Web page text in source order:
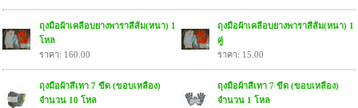
ถุงมือผ้าเคลือบยางพาราสีส้ม(หนา) 1
โหล
ราคา: 160.00
ถุงมือผ้าเคลือบยางพาราสีส้ม(หนา) 1
คู่
ราคา: 15.00
ถุงมือผ้าสีเทา 7 ขีด (ขอบเหลือง)
จำนวน 10 โหล
ถุงมือผ้าสีเทา 7 ขีด (ขอบเหลือง)
จำนวน 1 โหล